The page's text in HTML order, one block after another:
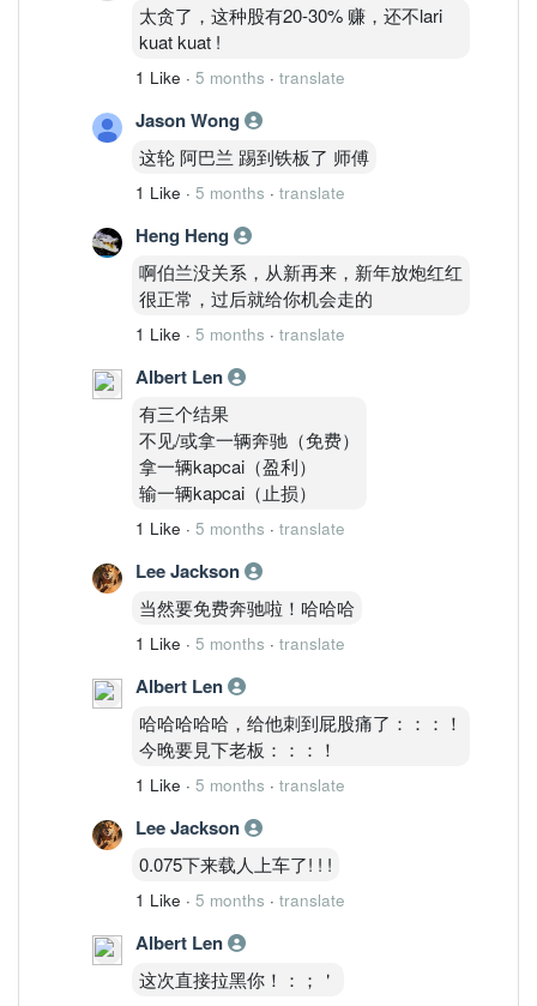
太贪了，这种股有20-30% 赚，还不lari
kuat kuat !
1 Like · 5 months · translate
Jason Wong
这轮 阿巴兰 踢到铁板了 师傅
1 Like · 5 months · translate
Heng Heng
啊伯兰没关系，从新再来，新年放炮红红
很正常，过后就给你机会走的
1 Like · 5 months · translate
Albert Len
有三个结果
不见/或拿一辆奔驰（免费）
拿一辆kapcai（盈利）
输一辆kapcai（止损）
1 Like · 5 months · translate
Lee Jackson
当然要免费奔驰啦！哈哈哈
1 Like · 5 months · translate
Albert Len
哈哈哈哈哈，给他刺到屁股痛了：：：！
今晚要見下老板：：：！
1 Like · 5 months · translate
Lee Jackson
0.075下来载人上车了! ! !
1 Like · 5 months · translate
Albert Len
这次直接拉黑你！：；＇